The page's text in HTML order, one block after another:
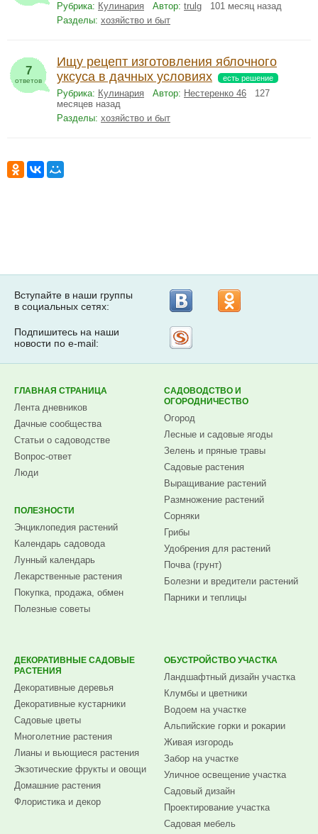
Рубрика: Кулинария Автор: trulg 101 месяц назад
Разделы: хозяйство и быт
7
ответов
Ищу рецепт изготовления яблочного
уксуса в дачных условиях
есть решение
Рубрика: Кулинария Автор: Нестеренко 46 127
месяцев назад
Разделы: хозяйство и быт
Вступайте в наши группы
в социальных сетях:
Подпишитесь на наши
новости по e-mail:
ГЛАВНАЯ СТРАНИЦА
Лента дневников
Дачные сообщества
Статьи о садоводстве
Вопрос-ответ
Люди
ПОЛЕЗНОСТИ
Энциклопедия растений
Календарь садовода
Лунный календарь
Лекарственные растения
Покупка, продажа, обмен
Полезные советы
САДОВОДСТВО И
ОГОРОДНИЧЕСТВО
Огород
Лесные и садовые ягоды
Зелень и пряные травы
Садовые растения
Выращивание растений
Размножение растений
Сорняки
Грибы
Удобрения для растений
Почва (грунт)
Болезни и вредители растений
Парники и теплицы
ДЕКОРАТИВНЫЕ САДОВЫЕ
РАСТЕНИЯ
Декоративные деревья
Декоративные кустарники
Садовые цветы
Многолетние растения
Лианы и вьющиеся растения
Экзотические фрукты и овощи
Домашние растения
Флористика и декор
ОБУСТРОЙСТВО УЧАСТКА
Ландшафтный дизайн участка
Клумбы и цветники
Водоем на участке
Альпийские горки и рокарии
Живая изгородь
Забор на участке
Уличное освещение участка
Садовый дизайн
Проектирование участка
Садовая мебель